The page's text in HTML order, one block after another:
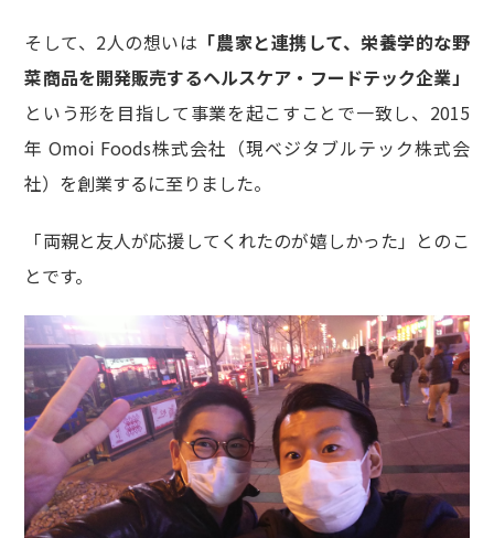
そして、2人の想いは 「農家と連携して、栄養学的な野
菜商品を開発販売するヘルスケア・フードテック企業」
という形を目指して事業を起こすことで一致し、2015
年 Omoi Foods株式会社（現ベジタブルテック株式会
社）を創業するに至りました。
「両親と友人が応援してくれたのが嬉しかった」とのこ
とです。